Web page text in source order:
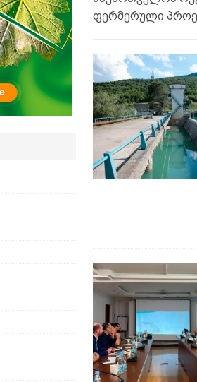
ხალხური მეთოდებით ფილტვების
ფერმერული